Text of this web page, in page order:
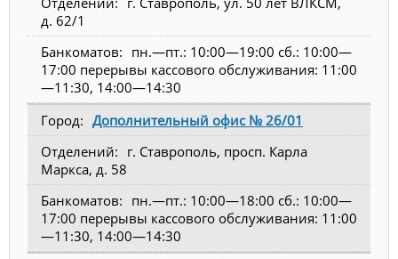
д. 62/1
пн.—пт.: 10:00—19:00 сб.: 10:00—
17:00 перерывы кассового обслуживания: 11:00
—11:30, 14:00—14:30
Дополнительный офис № 26/01
г. Ставрополь, просп. Карла
Маркса, д. 58
пн.—пт.: 10:00—18:00 сб.: 10:00—
17:00 перерывы кассового обслуживания: 11:00
—11:30, 14:00—14:30